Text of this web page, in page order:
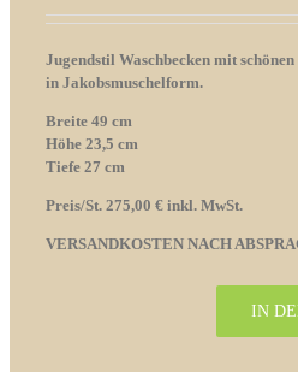
Jugendstil Waschbecken mit
in Jakobsmuschelform.
Breite 49 cm
Höhe 23,5 cm
Tiefe 27 cm
Preis/St. 275,00 € inkl. MwSt.
VERSANDKOSTEN NACH
IN